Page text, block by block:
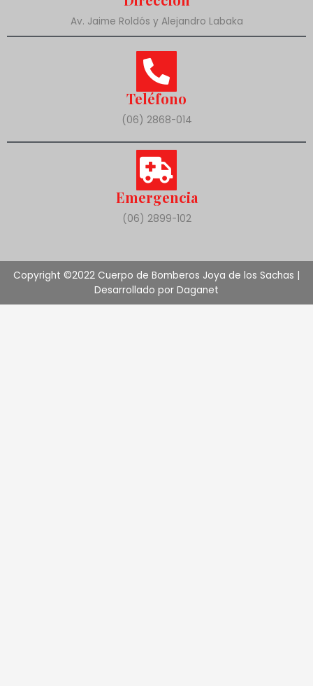
Av. Jaime Roldós y Alejandro Labaka
Teléfono
(06) 2868-014
Emergencia
(06) 2899-102
Copyright ©2022 Cuerpo de Bomberos Joya de los Sachas |
Desarrollado por Daganet